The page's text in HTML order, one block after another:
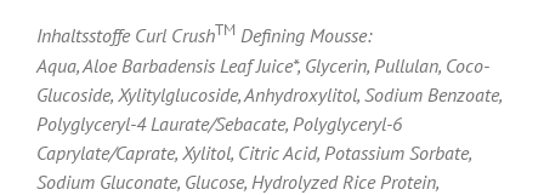
Inhaltsstoffe Curl CrushTMDefining Mousse:
Aqua, Aloe Barbadensis Leaf Juice*, Glycerin, Pullulan, Coco-
Glucoside, Xylitylglucoside, Anhydroxylitol, Sodium Benzoate,
Polyglyceryl-4 Laurate/Sebacate, Polyglyceryl-6
Caprylate/Caprate, Xylitol, Citric Acid, Potassium Sorbate,
Sodium Gluconate, Glucose, Hydrolyzed Rice Protein,